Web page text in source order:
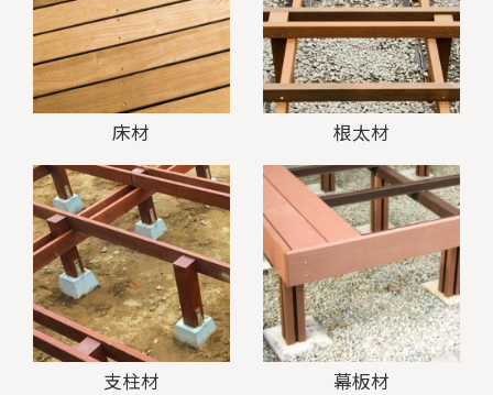
床材 根太材
支柱材 幕板材